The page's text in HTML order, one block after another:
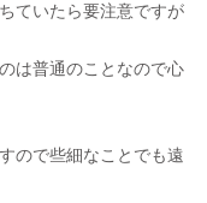
ていたら要注意ですが
は普通のことなので心
ので些細なことでも遠